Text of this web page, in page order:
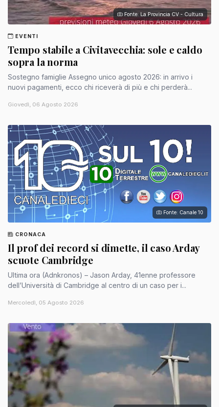
Fonte: La Provincia CV - Cultura
EVENTI
Tempo stabile a Civitavecchia: sole e caldo
sopra la norma
Sostegno famiglie Assegno unico agosto 2026: in arrivo i
nuovi pagamenti, ecco chi riceverà di più e chi perderà...
Giovedì, 06 Agosto 2026
Fonte: Canale 10
CRONACA
Il prof dei record si dimette, il caso Arday
scuote Cambridge
Ultima ora (Adnkronos) – Jason Arday, 41enne professore
dell’Università di Cambridge al centro di un caso per i...
Mercoledì, 05 Agosto 2026